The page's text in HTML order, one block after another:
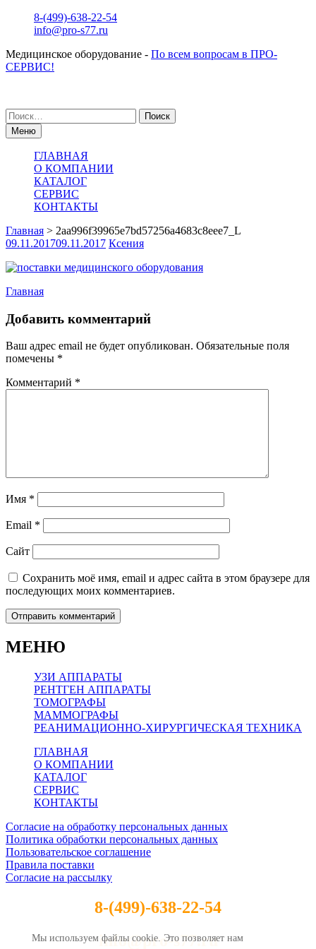
Перейти8-(499)-638-22-54
info@pro-s77.ru
Медицинское оборудование - По всем вопросам в ПРО-
СЕРВИС!
Поиск
по:Меню
ГЛАВНАЯ
О КОМПАНИИ
КАТАЛОГ
СЕРВИС
КОНТАКТЫ
Главная > 2aa996f39965e7bd57256a4683c8eee7_L
09.11.201709.11.2017 Ксения
Навигация
по
записям
Главная
Добавить комментарий
Ваш адрес email не будет опубликован. Обязательные поля
помечены *
Комментарий *
Имя *
Email *
Сайт
Сохранить моё имя, email и адрес сайта в этом браузере для
последующих моих комментариев.
МЕНЮ
УЗИ АППАРАТЫ
РЕНТГЕН АППАРАТЫ
ТОМОГРАФЫ
МАММОГРАФЫ
РЕАНИМАЦИОННО-ХИРУРГИЧЕСКАЯ ТЕХНИКА
ГЛАВНАЯ
О КОМПАНИИ
КАТАЛОГ
СЕРВИС
КОНТАКТЫ
Согласие на обработку персональных данных
Политика обработки персональных данных
Пользовательское соглашение
Правила поставки
Согласие на рассылку
8-(499)-638-22-54
info@pro-s77.ru
Мы используем файлы cookie. Это позволяет нам